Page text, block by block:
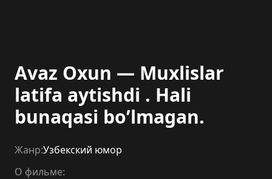
Avaz Oxun — Muxlislar
latifa aytishdi . Hali
bunaqasi bo’lmagan.
Жанр:Узбекский юмор
О фильме: